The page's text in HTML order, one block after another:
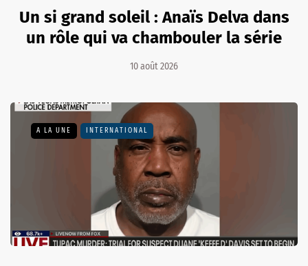
Un si grand soleil : Anaïs Delva dans
un rôle qui va chambouler la série
10 août 2026
A LA UNE INTERNATIONAL